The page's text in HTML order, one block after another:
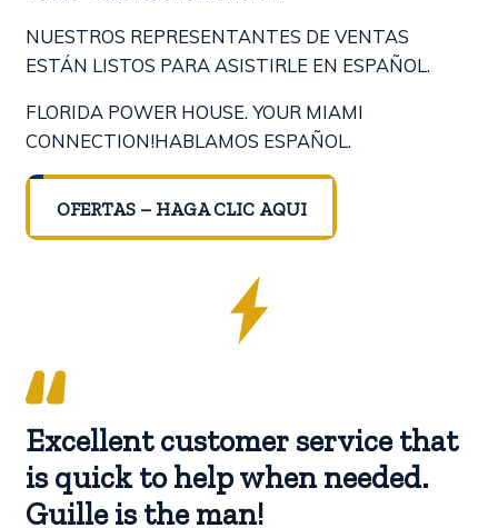
NUESTROS REPRESENTANTES DE VENTAS
ESTÁN LISTOS PARA ASISTIRLE EN ESPAÑOL.
FLORIDA POWER HOUSE. YOUR MIAMI
CONNECTION!HABLAMOS ESPAÑOL.
OFERTAS – HAGA CLIC AQUI
Excellent customer service that
is quick to help when needed.
Guille is the man!